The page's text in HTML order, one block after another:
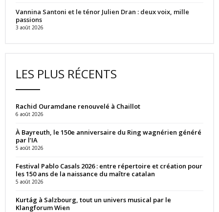
Vannina Santoni et le ténor Julien Dran : deux voix, mille
passions
3 août 2026
LES PLUS RÉCENTS
Rachid Ouramdane renouvelé à Chaillot
6 août 2026
À Bayreuth, le 150e anniversaire du Ring wagnérien généré
par l’IA
5 août 2026
Festival Pablo Casals 2026 : entre répertoire et création pour
les 150 ans de la naissance du maître catalan
5 août 2026
Kurtág à Salzbourg, tout un univers musical par le
Klangforum Wien